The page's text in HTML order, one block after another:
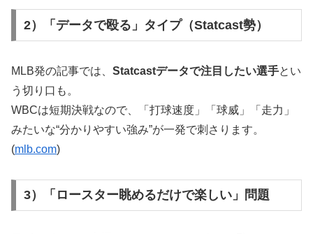
2）「データで殴る」タイプ（Statcast勢）
MLB発の記事では、 Statcastデータで注目したい選手とい
う切り口も。
WBCは短期決戦なので、「打球速度」「球威」「走力」
みたいな“分かりやすい強み”が一発で刺さります。
(mlb.com)
3）「ロースター眺めるだけで楽しい」問題